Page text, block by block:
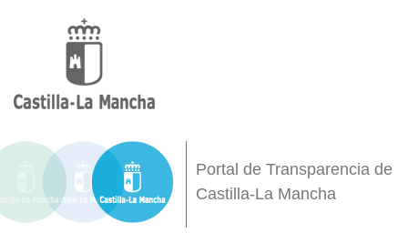
Portal de Transparencia de
Castilla-La Mancha